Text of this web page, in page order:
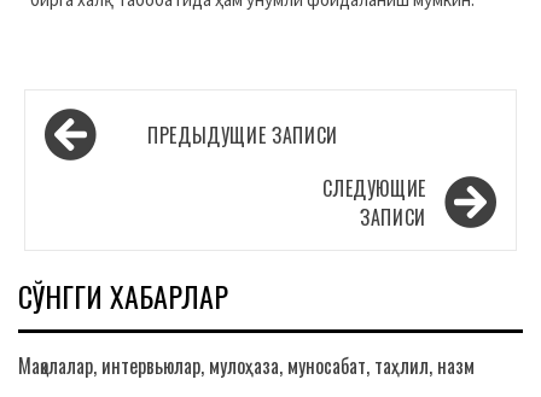
Навигация
по
ПРЕДЫДУЩИЕ ЗАПИСИ
СЛЕДУЮЩИЕ
ЗАПИСИ
СЎНГГИ ХАБАРЛАР
Мақолалар, интервьюлар, мулоҳаза, муносабат, таҳлил, назм